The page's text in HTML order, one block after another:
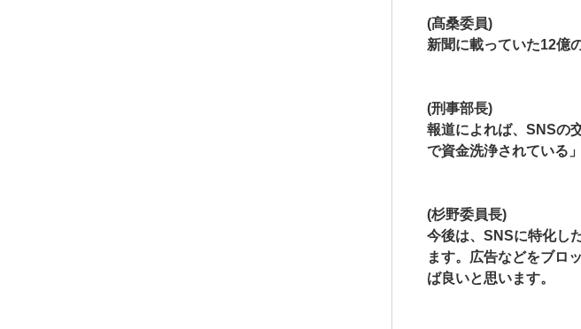
(髙桑委員)
新聞に載っていた12億
(刑事部長)
報道によれば、SNSの
で資金洗浄されている
(杉野委員長)
今後は、SNSに特化し
ます。広告などをブロ
ば良いと思います。